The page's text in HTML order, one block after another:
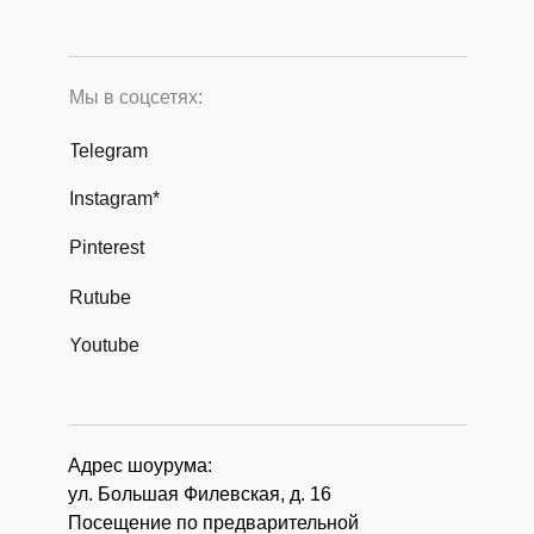
Адрес шоурума:
ул. Большая Филевская, д. 16
Посещение по предварительной
Мы в соцсетях:
Instagram*
Telegram
Pinterest
Rutube
Youtube